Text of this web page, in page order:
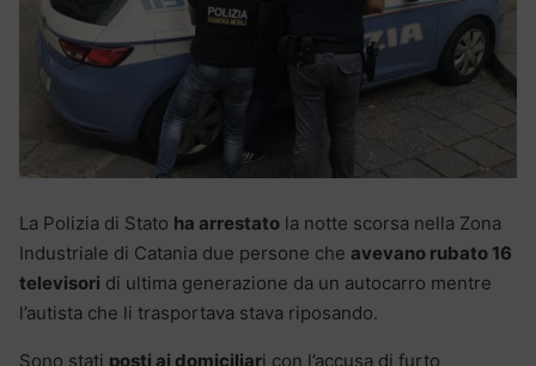
La Polizia di Stato ha arrestato la notte scorsa nella Zona
Industriale di Catania due persone che avevano rubato 16
televisori di ultima generazione da un autocarro mentre
l’autista che li trasportava stava riposando.
Sono stati posti ai domiciliari con l’accusa di furto